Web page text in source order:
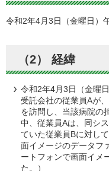
令和2年4月3日（金曜日）
（2） 経緯
令和2年4月3日（金曜
受託会社の従業員Aが
を訪問し、当該病院の
中、従業員Aは、同シ
ていた従業員Bに対し
面イメージのデータフ
ートフォンで画面イメ
た。）